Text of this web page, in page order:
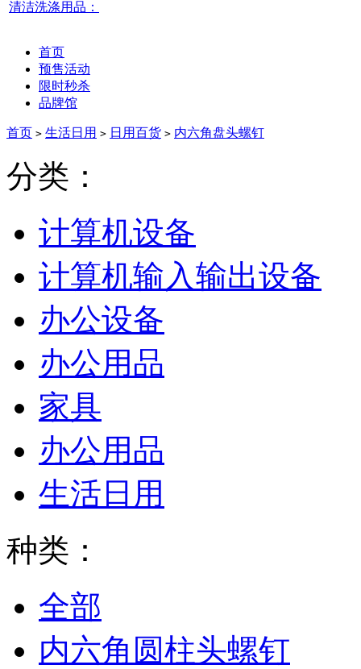
清洁洗涤用品：
首页
预售活动
限时秒杀
品牌馆
首页 > 生活日用 > 日用百货 > 内六角盘头螺钉
分类：
计算机设备
计算机输入输出设备
办公设备
办公用品
家具
办公用品
生活日用
种类：
全部
内六角圆柱头螺钉